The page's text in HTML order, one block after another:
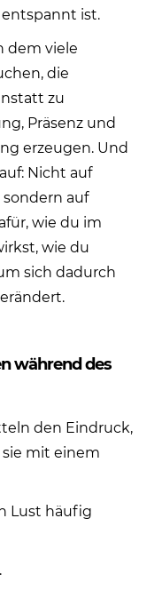
ist.
dem viele
die
zu
Präsenz und
erzeugen. Und
auf: Nicht auf
auf
wie du im
wie du
sich dadurch
während des
den Eindruck,
sie mit einem
Lust häufig
.